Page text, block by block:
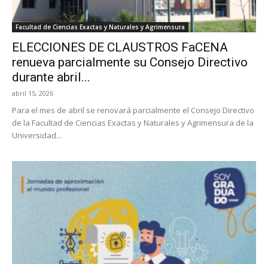
Facultad de Ciencias Exactas y Naturales y Agrimensura
ELECCIONES DE CLAUSTROS FaCENA
renueva parcialmente su Consejo Directivo
durante abril...
abril 15, 2026
Para el mes de abril se renovará parcialmente el Consejo Directivo
de la Facultad de Ciencias Exactas y Naturales y Agrimensura de la
Universidad...